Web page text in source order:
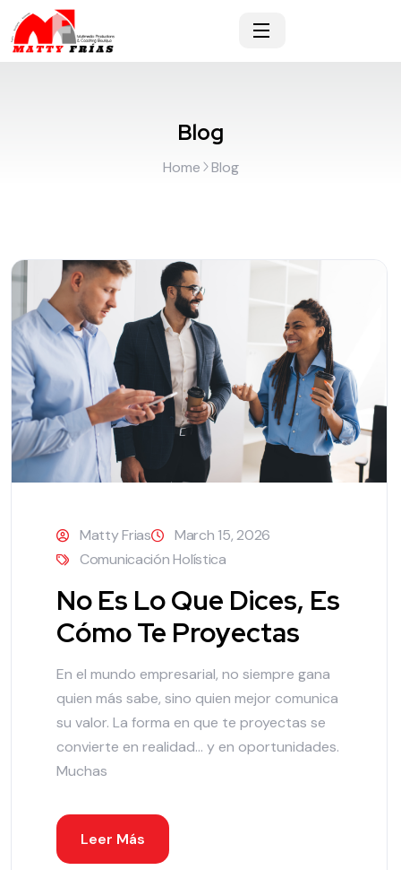
Blog
Home Blog
Matty Frias
March 15, 2026
Comunicación Holística
No Es Lo Que Dices, Es
Cómo Te Proyectas
En el mundo empresarial, no siempre gana
quien más sabe, sino quien mejor comunica
su valor. La forma en que te proyectas se
convierte en realidad… y en oportunidades.
Muchas
Leer Más